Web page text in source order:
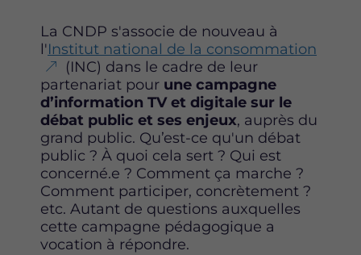
k
La CNDP s'associe de nouveau à
l'Institut national de la consommation
(INC) dans le cadre de leur
partenariat pour une campagne
d’information TV et digitale sur le
débat public et ses enjeux, auprès du
grand public. Qu’est-ce qu'un débat
public ? À quoi cela sert ? Qui est
concerné.e ? Comment ça marche ?
Comment participer, concrètement ?
etc. Autant de questions auxquelles
cette campagne pédagogique a
vocation à répondre.